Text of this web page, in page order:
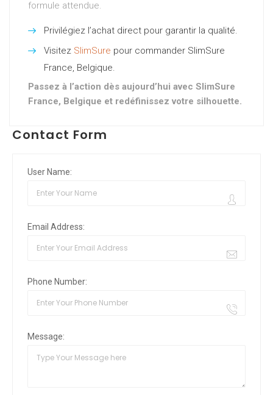
formule attendue.
Privilégiez l’achat direct pour garantir la qualité.
Visitez SlimSure pour commander SlimSure
France, Belgique.
Passez à l’action dès aujourd’hui avec SlimSure
France, Belgique et redéfinissez votre silhouette.
Contact Form
User Name:
Email Address:
Phone Number:
Message: